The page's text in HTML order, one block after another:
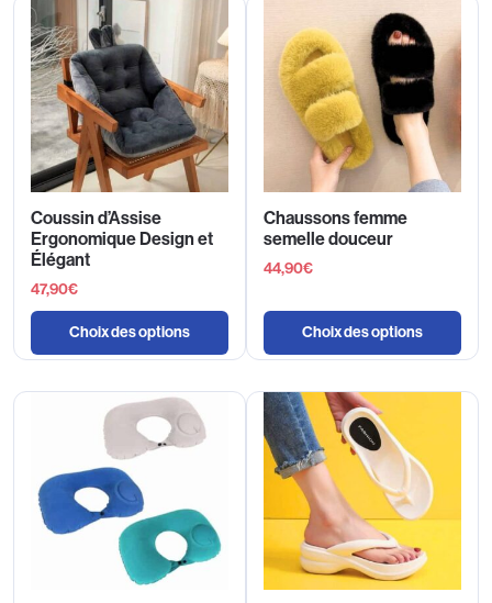
Coussin d’Assise
Ergonomique Design et
Élégant
47,90€
Choix des options
Chaussons femme
semelle douceur
44,90€
Choix des options